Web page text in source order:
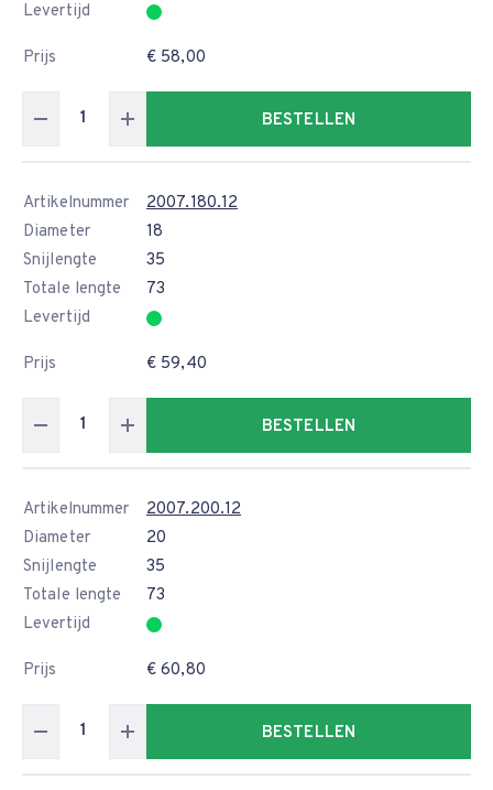
Levertijd
Prijs € 58,00
BESTELLEN
Artikelnummer
2007.180.12
Diameter
18
Snijlengte
35
Totale lengte
73
Levertijd
Prijs € 59,40
BESTELLEN
Artikelnummer
2007.200.12
Diameter
20
Snijlengte
35
Totale lengte
73
Levertijd
Prijs € 60,80
BESTELLEN